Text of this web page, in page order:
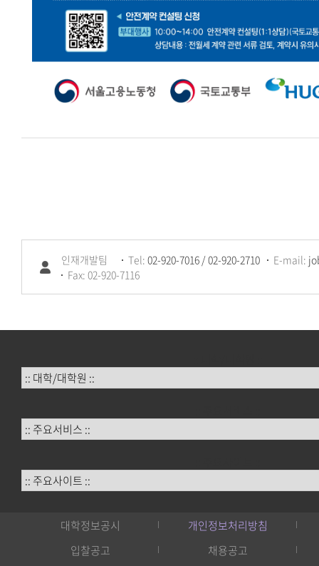
인재개발팀 Tel: 02-920-7016 / 02-920-2710 E-mail:
Fax: 02-920-7116
대학정보공시
개인정보처리방침
입찰공고
채용공고